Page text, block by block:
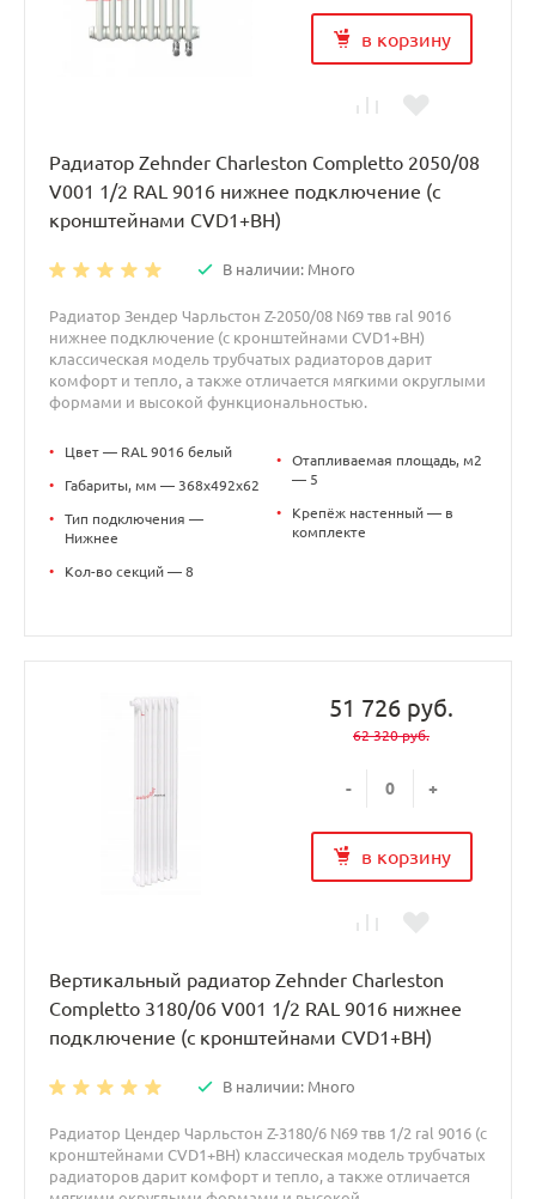
в корзину
Радиатор Zehnder Charleston Completto 2050/08
V001 1/2 RAL 9016 нижнее подключение (с
кронштейнами CVD1+BH)
В наличии: Много
Радиатор Зендер Чарльстон Z-2050/08 N69 твв ral 9016
нижнее подключение (с кронштейнами CVD1+BH)
классическая модель трубчатых радиаторов дарит
комфорт и тепло, а также отличается мягкими округлыми
формами и высокой функциональностью.
• Цвет — RAL 9016 белый
• Габариты, мм — 368x492x62
•
Тип подключения —
Нижнее
• Кол-во секций — 8
•
Отапливаемая площадь, м2
— 5
•
Крепёж настенный — в
комплекте
51 726 руб.
62 320 руб.
- +
в корзину
Вертикальный радиатор Zehnder Charleston
Completto 3180/06 V001 1/2 RAL 9016 нижнее
подключение (с кронштейнами CVD1+BH)
В наличии: Много
Радиатор Цендер Чарльстон Z-3180/6 N69 твв 1/2 ral 9016 (с
кронштейнами CVD1+BH) классическая модель трубчатых
радиаторов дарит комфорт и тепло, а также отличается